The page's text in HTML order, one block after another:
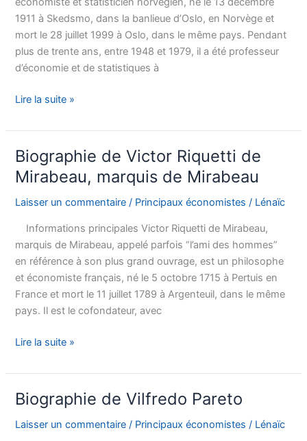
1911 à Skedsmo, dans la banlieue d’Oslo, en Norvège et
mort le 28 juillet 1999 à Oslo, dans le même pays. Pendant
plus de trente ans, entre 1948 et 1979, il a été professeur
d’économie et de statistiques à
Biographie
Trygve
Haavelmo
Lire la suite »
Biographie de Victor Riquetti de
Mirabeau, marquis de Mirabeau
Laisser un commentaire / Principaux économistes / Lénaïc
Informations principales Victor Riquetti de Mirabeau,
marquis de Mirabeau, appelé parfois “l’ami des hommes”
en référence à son plus grand ouvrage, est un philosophe
et économiste français, né le 5 octobre 1715 à Pertuis en
France et mort le 11 juillet 1789 à Argenteuil, dans le même
pays. Il est le cofondateur, avec
Biographie
Victor
Riquetti
de
Mirabeau,
Lire la suite »
Biographie de Vilfredo Pareto
Laisser un commentaire / Principaux économistes / Lénaïc